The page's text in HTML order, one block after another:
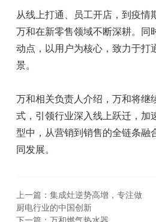
从线上打通、员工开店，到疫情
万和在新零售领域不断深耕。同
动点，以用户为核心，致力于打
景。
万和相关负责人介绍，万和将继
式，引领行业深入线上跃迁，加
型中，从营销到销售的全链条融
同发展。
上一篇：集成灶逆势高增，专注做
厨电行业的中国创新